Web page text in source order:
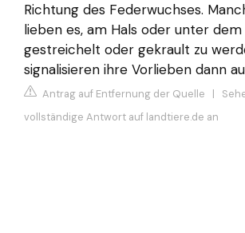
Richtung des Federwuchses.
lieben es, am Hals oder unter
gestreichelt oder gekrault zu
signalisieren ihre Vorlieben dann
Antrag auf Entfernung der Quelle |
vollständige Antwort auf landtiere.de an